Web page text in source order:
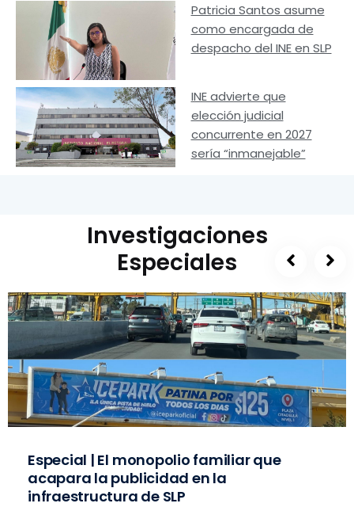
Patricia Santos asume
como encargada de
despacho del INE en SLP
INE advierte que
elección judicial
concurrente en 2027
sería “inmanejable”
Investigaciones
Especiales
Especial | El monopolio familiar que
acapara la publicidad en la
infraestructura de SLP